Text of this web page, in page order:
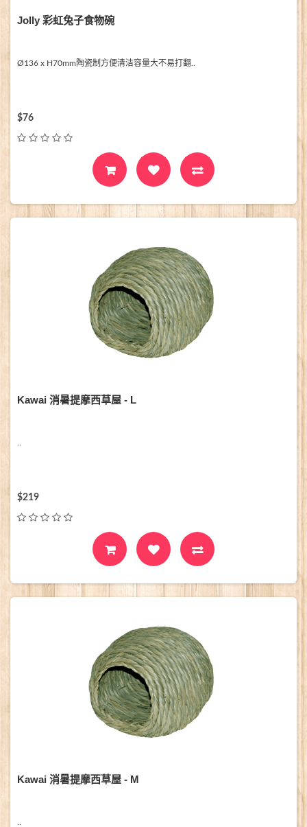
Jolly 彩虹兔子食物碗
Ø136 x H70mm陶瓷制方便清洁容量大不易打翻..
$76
Kawai 消暑提摩西草屋 - L
$219
Kawai 消暑提摩西草屋 - M